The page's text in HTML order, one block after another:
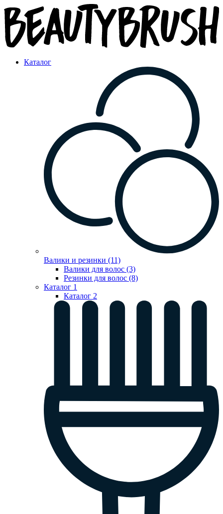
Каталог
Валики и резинки (11)
Валики для волос (3)
Резинки для волос (8)
Каталог 1
Каталог 2